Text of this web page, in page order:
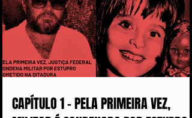
CAPÍTULO 1 - PELA PRIMEIRA VEZ,